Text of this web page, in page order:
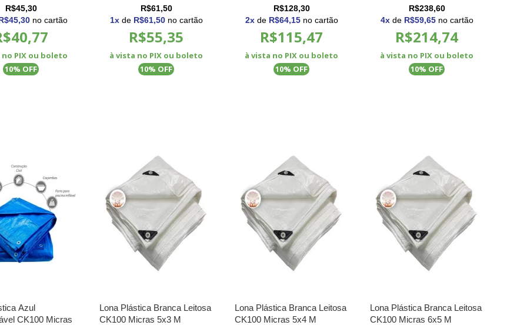
R$45,30
no cartão
no PIX ou boleto
10% OFF
ConstruçãoR$61,50
1xde R$61,50no cartão
R$55,35
à vista no PIX ou boleto
10% OFF
ConstruçãoR$128,30
2xde R$64,15no cartão
R$115,47
à vista no PIX ou boleto
10% OFF
Material de Construção
R$238,60
4xde R$59,65no cartão
R$214,74
à vista no PIX ou boleto
10% OFF
Azul
CK100 Micras
Lona Plástica Branca Leitosa
CK100 Micras 5x3 M
Lona Plástica Branca Leitosa
CK100 Micras 5x4 M
Lona Plástica Branca Leitosa
CK100 Micras 6x5 M